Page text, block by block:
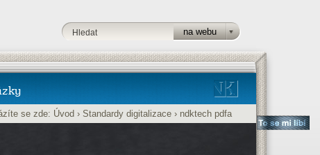
se zde: Úvod › Standardy digitalizace › ndktech pdfa